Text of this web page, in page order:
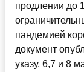
продлении до
пандемией
документ
указу, 6,7 и 8